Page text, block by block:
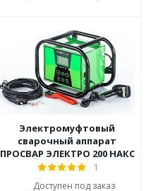
Электромуфтовый
сварочный аппарат
ПРОСВАР ЭЛЕКТРО 200 НАКС
1
Доступен под заказ